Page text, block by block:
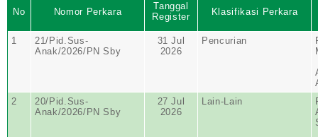
No Nomor Perkara
Tanggal
Register
Klasifikasi Perkara
1
21/Pid.Sus-
Anak/2026/PN Sby
31 Jul
2026
Pencurian
2
20/Pid.Sus-
Anak/2026/PN Sby
27 Jul
2026
Lain-Lain